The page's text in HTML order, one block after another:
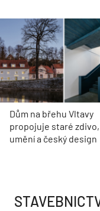
Dům na břehu Vltavy
propojuje staré zdivo,
umění a český design